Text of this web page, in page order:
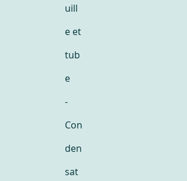
uill
e et
tub
e
-
Con
den
sat